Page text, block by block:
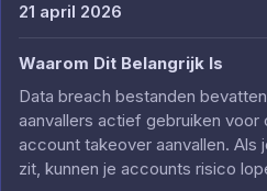
21 april 2026
Waarom Dit Belangrijk Is
Data breach bestanden
aanvallers actief gebruiken voor
account takeover aanvallen. Als
zit, kunnen je accounts risico